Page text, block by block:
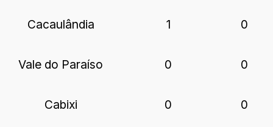
Cacaulândia 1 0
Vale do Paraíso 0 0
Cabixi 0 0